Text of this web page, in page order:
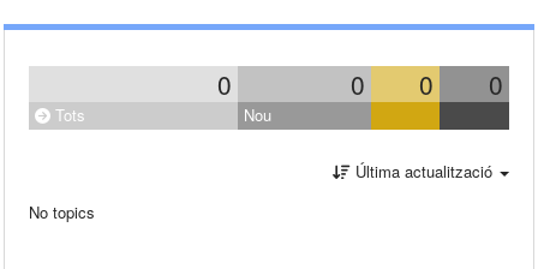
0 0 0 0
Tots Nou
Última actualització
No topics